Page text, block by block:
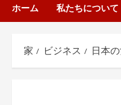
キ
ホーム 私たちについて
家 ビジネス 日本